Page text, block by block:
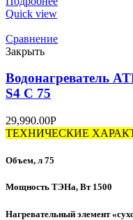
Quick view
Сравнение
Закрыть
Водонагреватель
S4 C 75
29,990.00Р
ТЕХНИЧЕСКИЕ
Объем, л 75
Мощность ТЭНа, Вт 1500
Нагревательный элемент